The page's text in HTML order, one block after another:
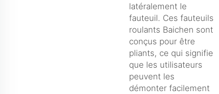
latéralement le
fauteuil. Ces fauteuils
roulants Baichen sont
conçus pour être
pliants, ce qui signifie
que les utilisateurs
peuvent les
démonter facilement